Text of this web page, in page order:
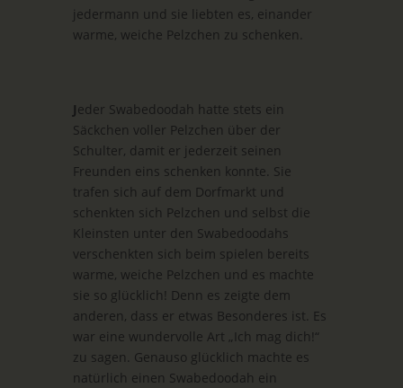
jedermann und sie liebten es, einander
warme, weiche Pelzchen zu schenken.
Jeder Swabedoodah hatte stets ein
Säckchen voller Pelzchen über der
Schulter, damit er jederzeit seinen
Freunden eins schenken konnte. Sie
trafen sich auf dem Dorfmarkt und
schenkten sich Pelzchen und selbst die
Kleinsten unter den Swabedoodahs
verschenkten sich beim spielen bereits
warme, weiche Pelzchen und es machte
sie so glücklich! Denn es zeigte dem
anderen, dass er etwas Besonderes ist. Es
war eine wundervolle Art „Ich mag dich!“
zu sagen. Genauso glücklich machte es
natürlich einen Swabedoodah ein